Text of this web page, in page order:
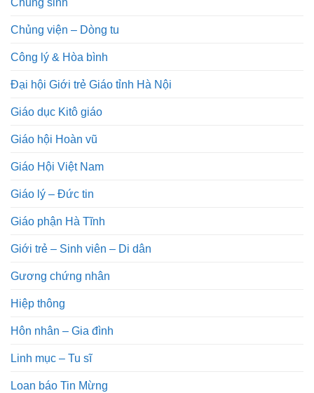
Chủng viện – Dòng tu
Công lý & Hòa bình
Đại hội Giới trẻ Giáo tỉnh Hà Nội
Giáo dục Kitô giáo
Giáo hội Hoàn vũ
Giáo Hội Việt Nam
Giáo lý – Đức tin
Giáo phận Hà Tĩnh
Giới trẻ – Sinh viên – Di dân
Gương chứng nhân
Hiệp thông
Hôn nhân – Gia đình
Linh mục – Tu sĩ
Loan báo Tin Mừng